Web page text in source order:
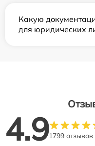
Какую
для юридических
4.91799 отзывов